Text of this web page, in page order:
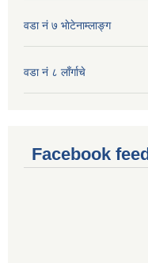
वडा नं ७ भाेटेनाम्लाङ्ग
वडा नं ८ लाँर्गाचे
Facebook feed